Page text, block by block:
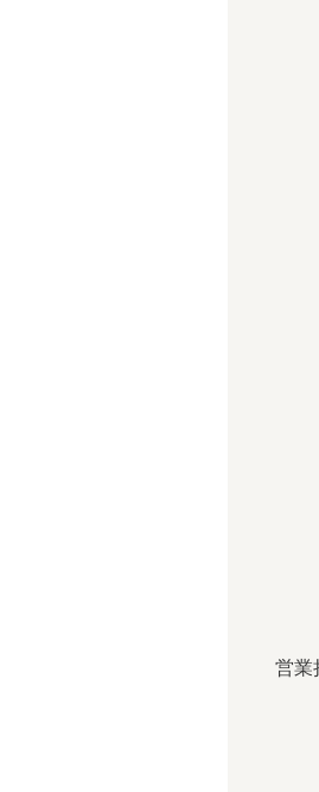
営業